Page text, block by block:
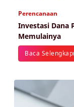
Perencanaan
Investasi Dana
Memulainya
Baca